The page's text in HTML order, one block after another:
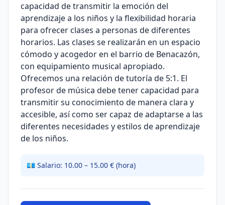
capacidad de transmitir la emoción del
aprendizaje a los niños y la flexibilidad horaria
para ofrecer clases a personas de diferentes
horarios. Las clases se realizarán en un espacio
cómodo y acogedor en el barrio de Benacazón,
con equipamiento musical apropiado.
Ofrecemos una relación de tutoría de 5:1. El
profesor de música debe tener capacidad para
transmitir su conocimiento de manera clara y
accesible, así como ser capaz de adaptarse a las
diferentes necesidades y estilos de aprendizaje
de los niños.
💶 Salario: 10.00 – 15.00 € (hora)